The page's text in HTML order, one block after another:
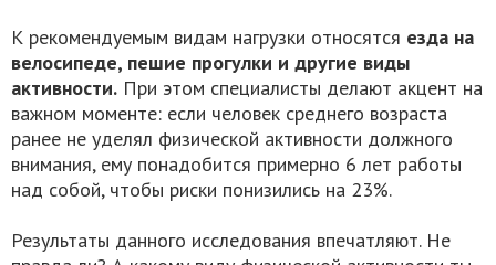
К рекомендуемым видам нагрузки относятся езда на
велосипеде, пешие прогулки и другие виды
активности. При этом специалисты делают акцент на
важном моменте: если человек среднего возраста
ранее не уделял физической активности должного
внимания, ему понадобится примерно 6 лет работы
над собой, чтобы риски понизились на 23%.
Результаты данного исследования впечатляют. Не